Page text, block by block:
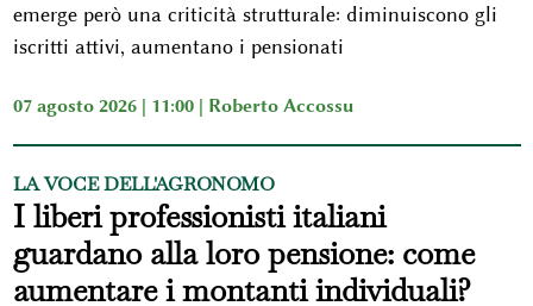
emerge però una criticità strutturale: diminuiscono gli
iscritti attivi, aumentano i pensionati
07 agosto 2026 | 11:00 | Roberto Accossu
LA VOCE DELL'AGRONOMO
I liberi professionisti italiani
guardano alla loro pensione: come
aumentare i montanti individuali?